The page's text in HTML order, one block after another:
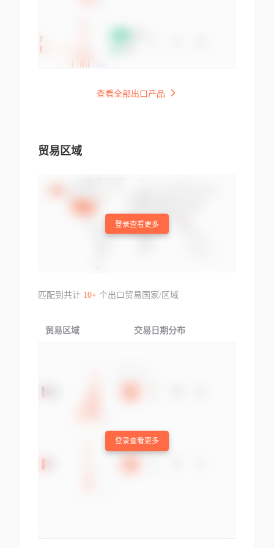
查看全部出口产品
贸易区域
登录查看更多
匹配到共计 10+个出口贸易国家/区域
贸易区域 交易日期分布
登录查看更多